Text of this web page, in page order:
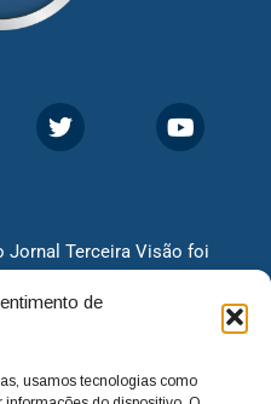
de
usamos tecnologias como
Jornal Terceira Visão foi
época só existiam
o jornal continua
notícias. Nunca